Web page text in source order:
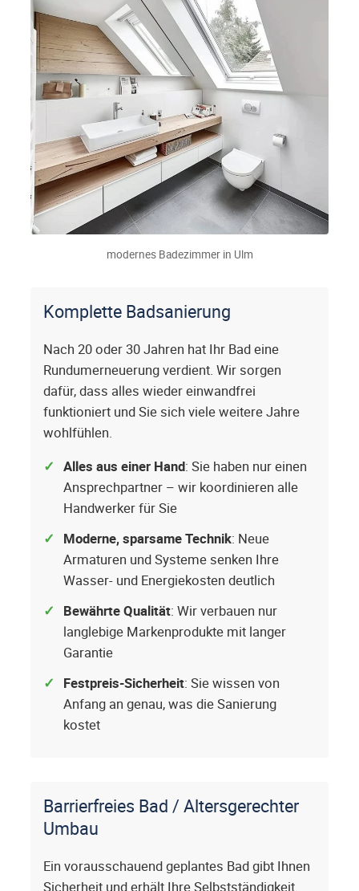
modernes Badezimmer in Ulm
Komplette Badsanierung
Nach 20 oder 30 Jahren hat Ihr Bad eine
Rundumerneuerung verdient. Wir sorgen
dafür, dass alles wieder einwandfrei
funktioniert und Sie sich viele weitere Jahre
wohlfühlen.
Alles aus einer Hand: Sie haben nur einen
Ansprechpartner – wir koordinieren alle
Handwerker für Sie
Moderne, sparsame Technik: Neue
Armaturen und Systeme senken Ihre
Wasser- und Energiekosten deutlich
Bewährte Qualität: Wir verbauen nur
langlebige Markenprodukte mit langer
Garantie
Festpreis-Sicherheit: Sie wissen von
Anfang an genau, was die Sanierung
kostet
Barrierfreies Bad / Altersgerechter
Umbau
Ein vorausschauend geplantes Bad gibt Ihnen
Sicherheit und erhält Ihre Selbstständigkeit.